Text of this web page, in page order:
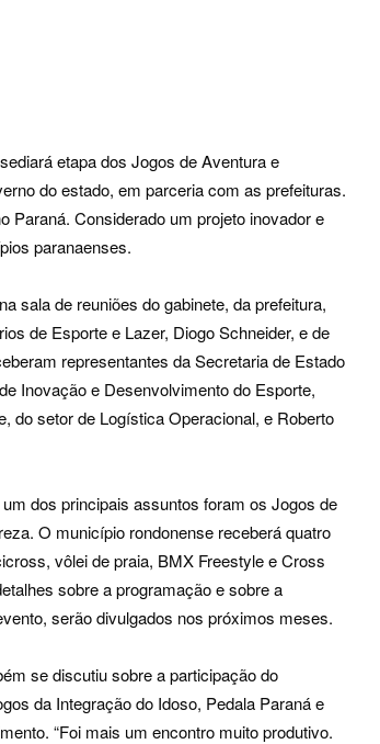
etapa dos Jogos de Aventura e
do estado, em parceria com as prefeituras.
Paraná. Considerado um projeto inovador e
paranaenses.
sala de reuniões do gabinete, da prefeitura,
de Esporte e Lazer, Diogo Schneider, e de
representantes da Secretaria de Estado
Inovação e Desenvolvimento do Esporte,
do setor de Logística Operacional, e Roberto
dos principais assuntos foram os Jogos de
O município rondonense receberá quatro
vôlei de praia, BMX Freestyle e Cross
sobre a programação e sobre a
serão divulgados nos próximos meses.
se discutiu sobre a participação do
da Integração do Idoso, Pedala Paraná e
“Foi mais um encontro muito produtivo.